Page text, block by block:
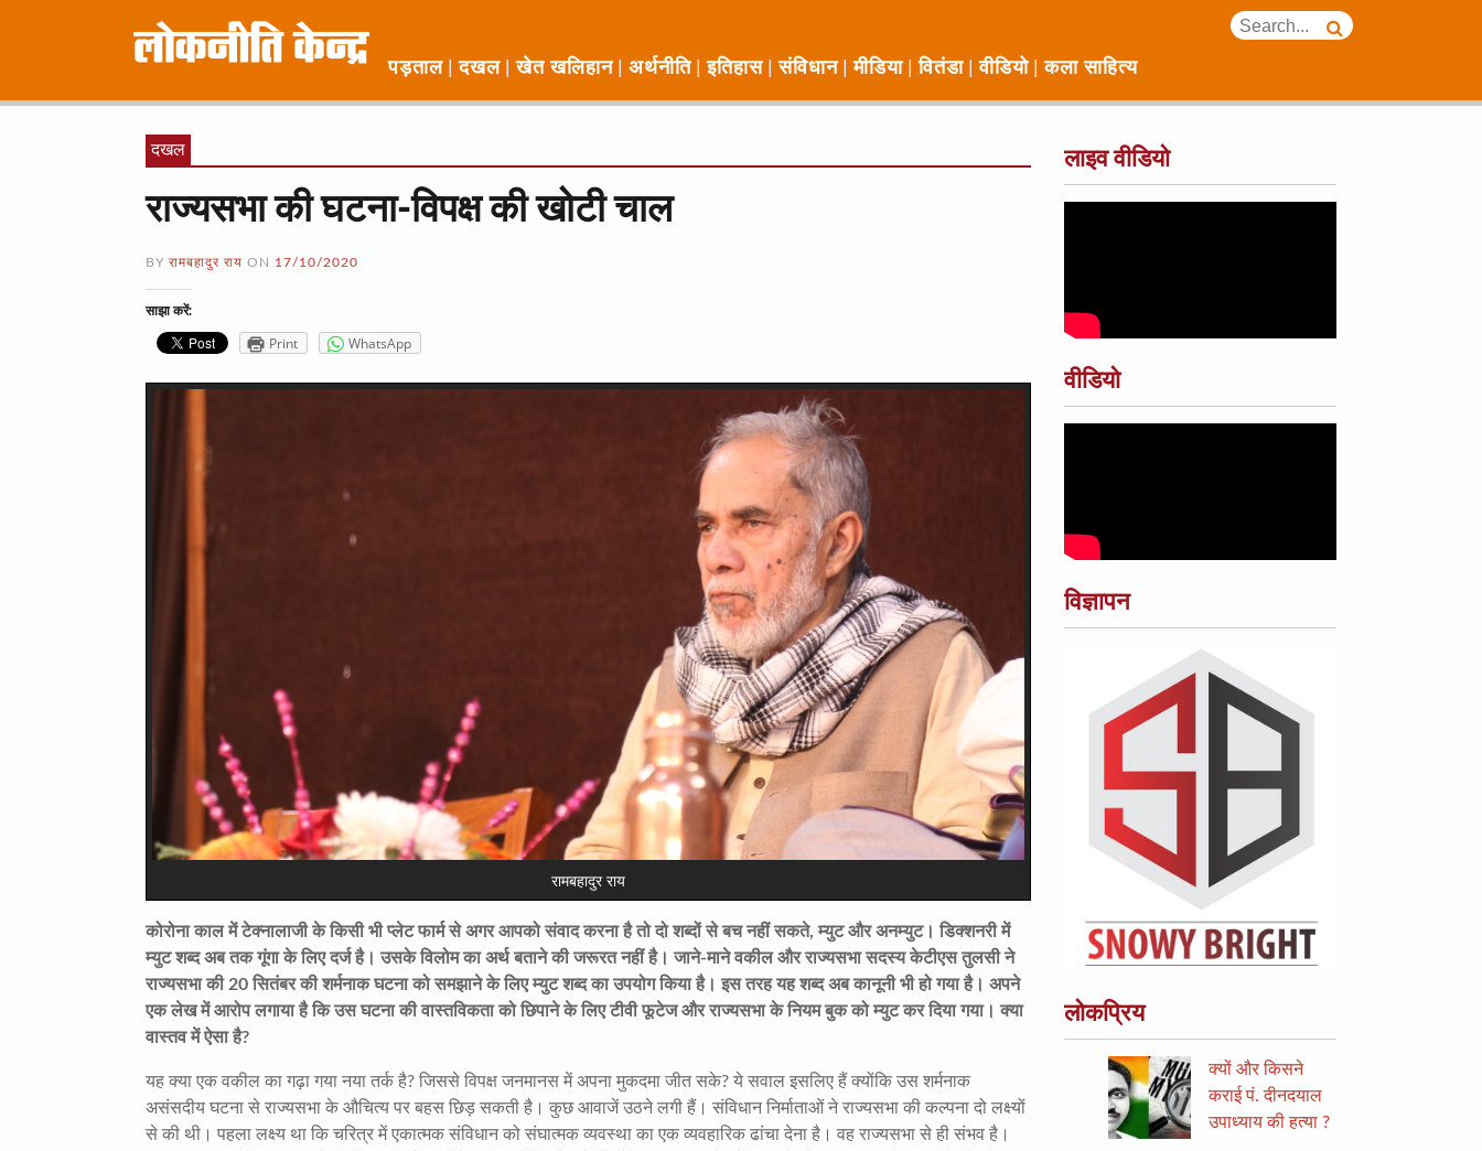
पड़ताल दखल खेत खलिहान अर्थनीति इतिहास संविधान मीडिया वितंडा वीडियो कला साहित्य
दखल
राज्यसभा की घटना-विपक्ष की खोटी चाल
BY रामबहादुर राय ON 17/10/2020
साझा करें:
Print WhatsApp
रामबहादुर राय
कोरोना काल में टेक्नालाजी के किसी भी प्लेट फार्म से अगर आपको संवाद करना है तो दो शब्दों से बच नहीं सकते, म्युट और अनम्युट। डिक्शनरी में
म्युट शब्द अब तक गूंगा के लिए दर्ज है। उसके विलोम का अर्थ बताने की जरूरत नहीं है। जाने-माने वकील और राज्यसभा सदस्य केटीएस तुलसी ने
राज्यसभा की 20 सितंबर की शर्मनाक घटना को समझाने के लिए म्युट शब्द का उपयोग किया है। इस तरह यह शब्द अब कानूनी भी हो गया है। अपने
एक लेख में आरोप लगाया है कि उस घटना की वास्तविकता को छिपाने के लिए टीवी फूटेज और राज्यसभा के नियम बुक को म्युट कर दिया गया। क्या
वास्तव में ऐसा है?
यह क्या एक वकील का गढ़ा गया नया तर्क है? जिससे विपक्ष जनमानस में अपना मुकदमा जीत सके? ये सवाल इसलिए हैं क्योंकि उस शर्मनाक
असंसदीय घटना से राज्यसभा के औचित्य पर बहस छिड़ सकती है। कुछ आवाजें उठने लगी हैं। संविधान निर्माताओं ने राज्यसभा की कल्पना दो लक्ष्यों
से की थी। पहला लक्ष्य था कि चरित्र में एकात्मक संविधान को संघात्मक व्यवस्था का एक व्यवहारिक ढांचा देना है। वह राज्यसभा से ही संभव है।
लाइव वीडियो
वीडियो
विज्ञापन
लोकप्रिय
क्यों और किसने
कराई पं. दीनदयाल
उपाध्याय की हत्या ?